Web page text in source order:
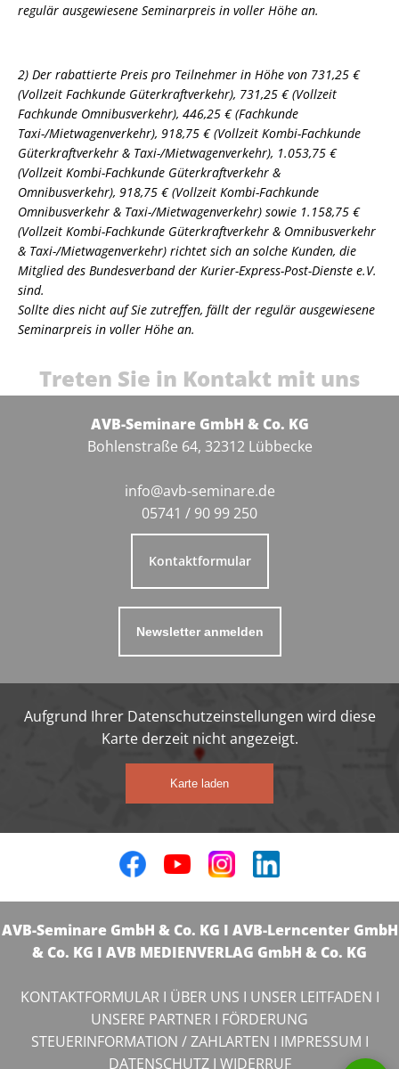
regulär ausgewiesene Seminarpreis in voller Höhe an.
2) Der rabattierte Preis pro Teilnehmer in Höhe von 731,25 €
(Vollzeit Fachkunde Güterkraftverkehr), 731,25 € (Vollzeit
Fachkunde Omnibusverkehr), 446,25 € (Fachkunde
Taxi-/Mietwagenverkehr), 918,75 € (Vollzeit Kombi-Fachkunde
Güterkraftverkehr & Taxi-/Mietwagenverkehr), 1.053,75 €
(Vollzeit Kombi-Fachkunde Güterkraftverkehr &
Omnibusverkehr), 918,75 € (Vollzeit Kombi-Fachkunde
Omnibusverkehr & Taxi-/Mietwagenverkehr) sowie 1.158,75 €
(Vollzeit Kombi-Fachkunde Güterkraftverkehr & Omnibusverkehr
& Taxi-/Mietwagenverkehr) richtet sich an solche Kunden, die
Mitglied des Bundesverband der Kurier-Express-Post-Dienste e.V.
sind.
Sollte dies nicht auf Sie zutreffen, fällt der regulär ausgewiesene
Seminarpreis in voller Höhe an.
Treten Sie in Kontakt mit uns
AVB-Seminare GmbH & Co. KG
Bohlenstraße 64, 32312 Lübbecke
info@avb-seminare.de
05741 / 90 99 250
Kontaktformular
Newsletter anmelden
Aufgrund Ihrer Datenschutzeinstellungen wird diese
Karte derzeit nicht angezeigt.
Karte laden
AVB-Seminare GmbH & Co. KG I AVB-Lerncenter GmbH
& Co. KG I AVB MEDIENVERLAG GmbH & Co. KG
KONTAKTFORMULARI ÜBER UNS I UNSER LEITFADEN I
UNSERE PARTNER I FÖRDERUNG
STEUERINFORMATION / ZAHLARTEN I IMPRESSUM I
DATENSCHUTZI WIDERRUF